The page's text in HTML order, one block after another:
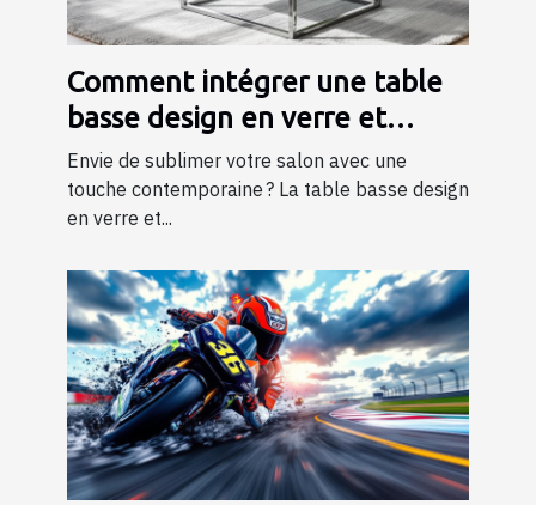
Comment intégrer une table
basse design en verre et
métal dans votre salon ?
Envie de sublimer votre salon avec une
touche contemporaine ? La table basse design
en verre et...